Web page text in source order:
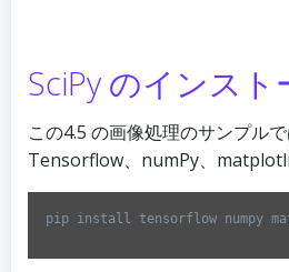
SciPy のインス
この4.5 の画像処理のサンプル
Tensorflow、numPy、
pip install tensorflow numpy